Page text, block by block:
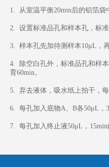
1. 从室温平衡20min后的铝箔袋
2. 设置标准品孔和样本孔，标
3. 样本孔先加待测样本10μL，
4. 除空白孔外，标准品孔和样
育60min。
5. 弃去液体，吸水纸上拍干，
6. 每孔加入底物A、B各50μL，
7. 每孔加入终止液50μL，15min